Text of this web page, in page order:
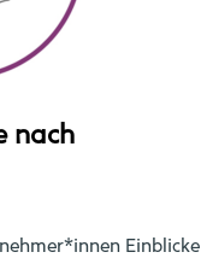
nach
Einblicke